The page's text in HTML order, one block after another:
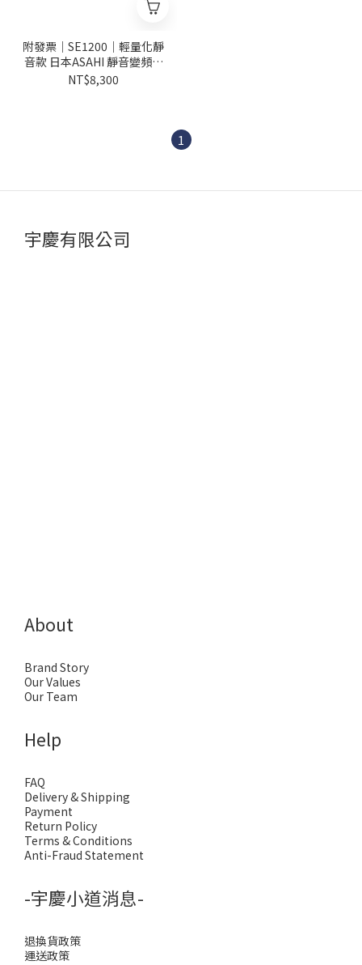
附發票｜SE1200｜輕量化靜
音款 日本ASAHI 靜音變頻式
防音型靜音發電機 電腦液晶.
NT$8,300
1
宇慶有限公司
About
Brand Story
Our Values
Our Team
Help
FAQ
Delivery & Shipping
Payment
Return Policy
Terms & Conditions
Anti-Fraud Statement
-宇慶小道消息-
退換貨政策
運送政策